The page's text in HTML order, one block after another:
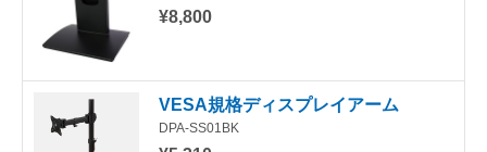
¥8,800
VESA規格ディスプレイアーム
DPA-SS01BK